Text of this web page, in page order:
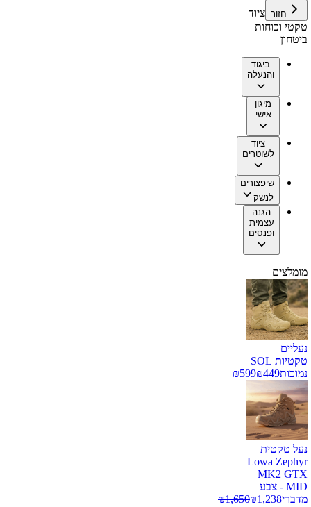
חזור ציוד
טקטי וכוחות
ביטחון
ביגוד
והנעלה
מיגון
אישי
ציוד
לשוטרים
שיפצורים
לנשק
הגנה
עצמית
ופנסים
מומלצים
נעליים
טקטיות SOL
נמוכות
₪449
₪599
נעל טקטית
Lowa Zephyr
MK2 GTX
MID - צבע
מדברי
₪1,238
₪1,650